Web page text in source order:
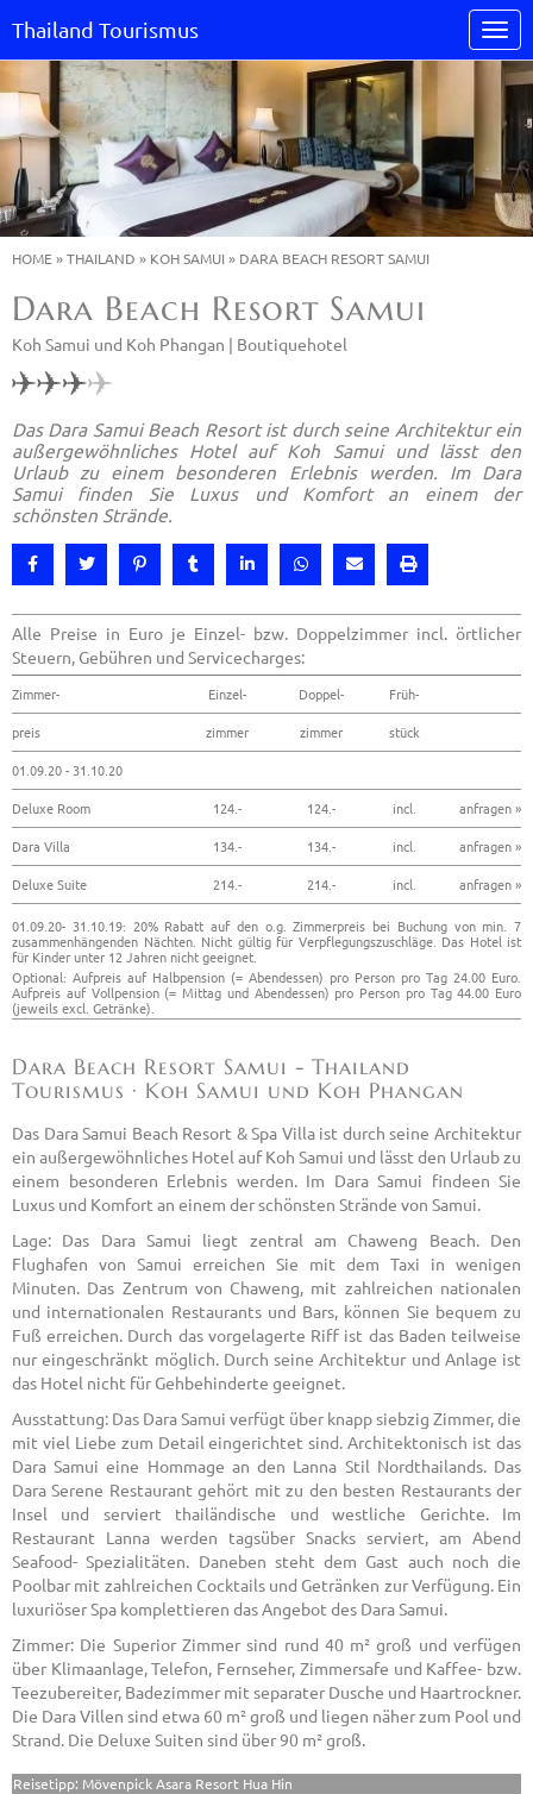
Thailand Tourismus
HOME»THAILAND » KOH SAMUI» DARA BEACH RESORT SAMUI
Dara Beach Resort Samui
Koh Samui und Koh Phangan | Boutiquehotel
Das Dara Samui Beach Resort ist durch seine Architektur ein
außergewöhnliches Hotel auf Koh Samui und lässt den
Urlaub zu einem besonderen Erlebnis werden. Im Dara
Samui finden Sie Luxus und Komfort an einem der
schönsten Strände.
Alle Preise in Euro je Einzel- bzw. Doppelzimmer incl. örtlicher
Steuern, Gebühren und Servicecharges:
Zimmer- Einzel- Doppel-
Früh-
preis
zimmer zimmer
stück
01.09.20 - 31.10.20
Deluxe Room
124.- 124.- incl.
anfragen »
Dara Villa
134.- 134.- incl.
anfragen »
Deluxe Suite
214.- 214.- incl. anfragen »
01.09.20- 31.10.19: 20% Rabatt auf den o.g. Zimmerpreis bei Buchung von min. 7
zusammenhängenden Nächten. Nicht gültig für Verpflegungszuschläge. Das Hotel ist
für Kinder unter 12 Jahren nicht geeignet.
Optional: Aufpreis auf Halbpension (= Abendessen) pro Person pro Tag 24.00 Euro.
Aufpreis auf Vollpension (= Mittag und Abendessen) pro Person pro Tag 44.00 Euro
(jeweils excl. Getränke).
Dara Beach Resort Samui - Thailand
Tourismus · Koh Samui und Koh Phangan
Das Dara Samui Beach Resort & Spa Villa ist durch seine Architektur
ein außergewöhnliches Hotel auf Koh Samui und lässt den Urlaub zu
einem besonderen Erlebnis werden. Im Dara Samui findeen Sie
Luxus und Komfort an einem der schönsten Strände von Samui.
Lage: Das Dara Samui liegt zentral am Chaweng Beach. Den
Flughafen von Samui erreichen Sie mit dem Taxi in wenigen
Minuten. Das Zentrum von Chaweng, mit zahlreichen nationalen
und internationalen Restaurants und Bars, können Sie bequem zu
Fuß erreichen. Durch das vorgelagerte Riff ist das Baden teilweise
nur eingeschränkt möglich. Durch seine Architektur und Anlage ist
das Hotel nicht für Gehbehinderte geeignet.
Ausstattung: Das Dara Samui verfügt über knapp siebzig Zimmer, die
mit viel Liebe zum Detail eingerichtet sind. Architektonisch ist das
Dara Samui eine Hommage an den Lanna Stil Nordthailands. Das
Dara Serene Restaurant gehört mit zu den besten Restaurants der
Insel und serviert thailändische und westliche Gerichte. Im
Restaurant Lanna werden tagsüber Snacks serviert, am Abend
Seafood- Spezialitäten. Daneben steht dem Gast auch noch die
Poolbar mit zahlreichen Cocktails und Getränken zur Verfügung. Ein
luxuriöser Spa komplettieren das Angebot des Dara Samui.
Zimmer: Die Superior Zimmer sind rund 40 m² groß und verfügen
über Klimaanlage, Telefon, Fernseher, Zimmersafe und Kaffee- bzw.
Teezubereiter, Badezimmer mit separater Dusche und Haartrockner.
Die Dara Villen sind etwa 60 m² groß und liegen näher zum Pool und
Strand. Die Deluxe Suiten sind über 90 m² groß.
Reisetipp: Mövenpick Asara Resort Hua Hin